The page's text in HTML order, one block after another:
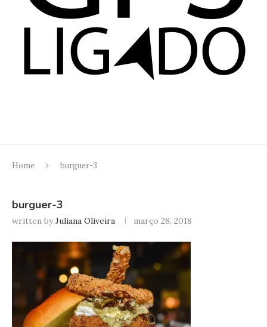
Home burguer-3
burguer-3
written byJuliana Oliveira março 28, 2018